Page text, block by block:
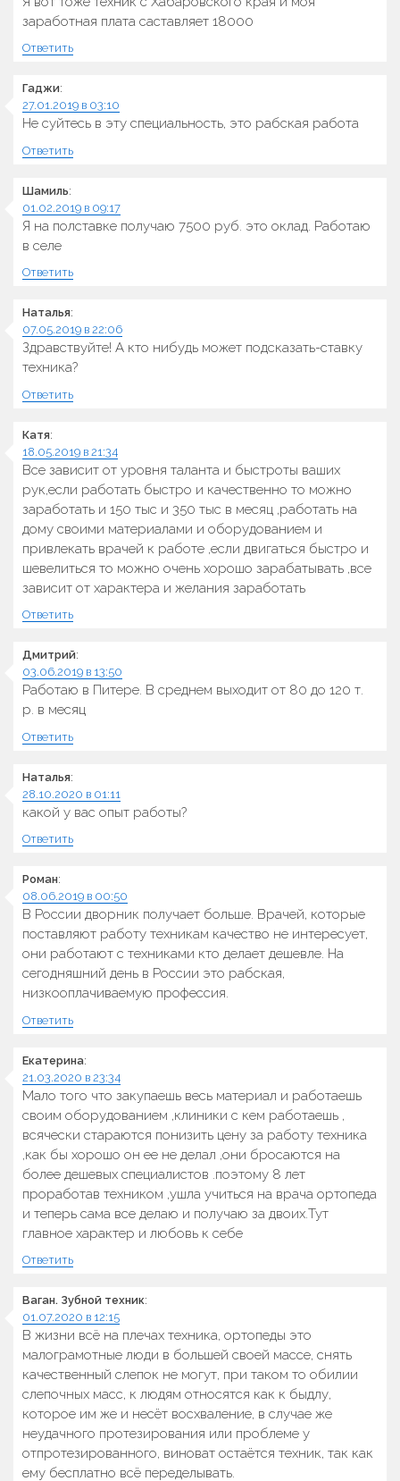
заработная плата саставляет 18000
Ответить
Гаджи:
27.01.2019 в 03:10
Не суйтесь в эту специальность, это рабская работа
Ответить
Шамиль:
01.02.2019 в 09:17
Я на полставке получаю 7500 руб. это оклад. Работаю
в селе
Ответить
Наталья:
07.05.2019 в 22:06
Здравствуйте! А кто нибудь может подсказать-ставку
техника?
Ответить
Катя:
18.05.2019 в 21:34
Все зависит от уровня таланта и быстроты ваших
рук,если работать быстро и качественно то можно
заработать и 150 тыс и 350 тыс в месяц ,работать на
дому своими материалами и оборудованием и
привлекать врачей к работе ,если двигаться быстро и
шевелиться то можно очень хорошо зарабатывать ,все
зависит от характера и желания заработать
Ответить
Дмитрий:
03.06.2019 в 13:50
Работаю в Питере. В среднем выходит от 80 до 120 т.
р. в месяц
Ответить
Наталья:
28.10.2020 в 01:11
какой у вас опыт работы?
Ответить
Роман:
08.06.2019 в 00:50
В России дворник получает больше. Врачей, которые
поставляют работу техникам качество не интересует,
они работают с техниками кто делает дешевле. На
сегодняшний день в России это рабская,
низкооплачиваемую профессия.
Ответить
Екатерина:
21.03.2020 в 23:34
Мало того что закупаешь весь материал и работаешь
своим оборудованием ,клиники с кем работаешь ,
всячески стараются понизить цену за работу техника
,как бы хорошо он ее не делал ,они бросаются на
более дешевых специалистов .поэтому 8 лет
проработав техником ,ушла учиться на врача ортопеда
и теперь сама все делаю и получаю за двоих.Тут
главное характер и любовь к себе
Ответить
Ваган. Зубной техник:
01.07.2020 в 12:15
В жизни всё на плечах техника, ортопеды это
малограмотные люди в большей своей массе, снять
качественный слепок не могут, при таком то обилии
слепочных масс, к людям относятся как к быдлу,
которое им же и несёт восхваление, в случае же
неудачного протезирования или проблеме у
отпротезированного, виноват остаётся техник, так как
ему бесплатно всё переделывать.